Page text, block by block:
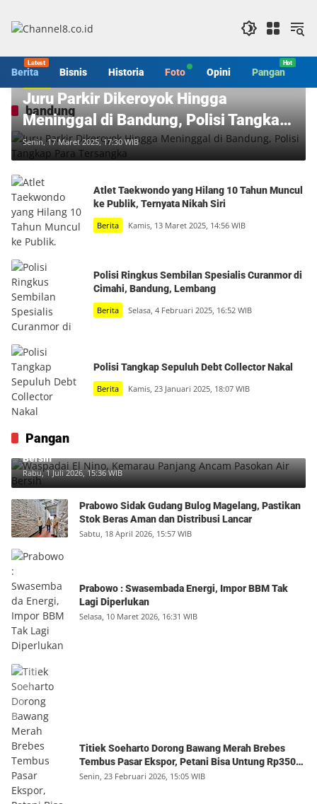
konten
Berita Bisnis Historia Foto Opini Pangan
bandung
Juru Parkir Dikeroyok Hingga
Meninggal di Bandung, Polisi Tangkap
Para Tersangka
Senin, 17 Maret 2025, 17:30 WIB
Atlet Taekwondo yang Hilang 10 Tahun Muncul
ke Publik, Ternyata Nikah Siri
Berita Kamis, 13 Maret 2025, 14:56 WIB
Polisi Ringkus Sembilan Spesialis Curanmor di
Cimahi, Bandung, Lembang
Berita Selasa, 4 Februari 2025, 16:52 WIB
Polisi Tangkap Sepuluh Debt Collector Nakal
Berita Kamis, 23 Januari 2025, 18:07 WIB
Pangan
Waspadai El Nino, Kemarau Panjang Ancam Pasokan Air
Bersih
Rabu, 1 Juli 2026, 15:36 WIB
Prabowo Sidak Gudang Bulog Magelang, Pastikan
Stok Beras Aman dan Distribusi Lancar
Sabtu, 18 April 2026, 15:57 WIB
Prabowo : Swasembada Energi, Impor BBM Tak
Lagi Diperlukan
Selasa, 10 Maret 2026, 16:31 WIB
Titiek Soeharto Dorong Bawang Merah Brebes
Tembus Pasar Ekspor, Petani Bisa Untung Rp350
Juta per Hektare
Senin, 23 Februari 2026, 15:05 WIB